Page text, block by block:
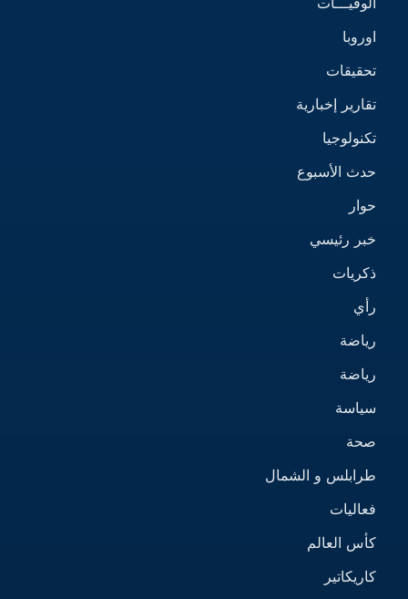
اوروبا
تحقيقات
تقارير إخبارية
تكنولوجيا
حدث الأسبوع
حوار
خبر رئيسي
ذكريات
رأي
رياضة
رياضة
سياسة
صحة
طرابلس و الشمال
فعاليات
كأس العالم
كاريكاتير